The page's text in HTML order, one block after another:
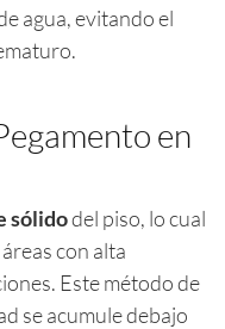
agua, evitando el
en
sólidodel piso, lo cual
con alta
Este método de
se acumule debajo